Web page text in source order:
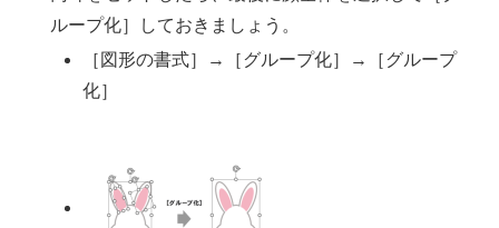
ループ化］しておきましょう。
［図形の書式］→［グループ化］→［グループ
化］